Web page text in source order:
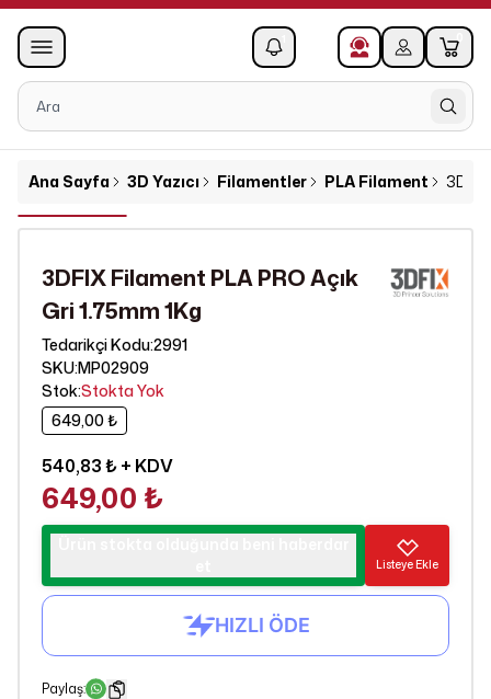
0
Ana Sayfa 3D Yazıcı Filamentler PLA Filament
3DFIX Filament PLA PRO Açık
Gri 1.75mm 1Kg
Tedarikçi Kodu:2991
SKU:MP02909
Stok:Stokta Yok
649,00 ₺
540,83 ₺+ KDV
649,00 ₺
Listeye Ekle
Paylaş: